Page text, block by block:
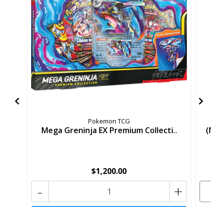
Pokemon TCG
Mega Greninja EX Premium Collecti..
$1,200.00
+
-